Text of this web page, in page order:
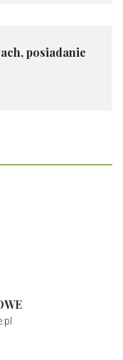
posiadanie